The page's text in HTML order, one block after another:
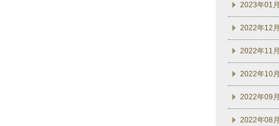
2023年01月
2022年12月
2022年11月
2022年10月
2022年09月
2022年08月